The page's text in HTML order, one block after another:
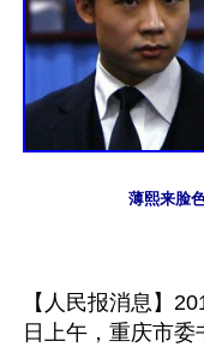
薄熙来脸
【人民报消息】
日上午，重庆市委